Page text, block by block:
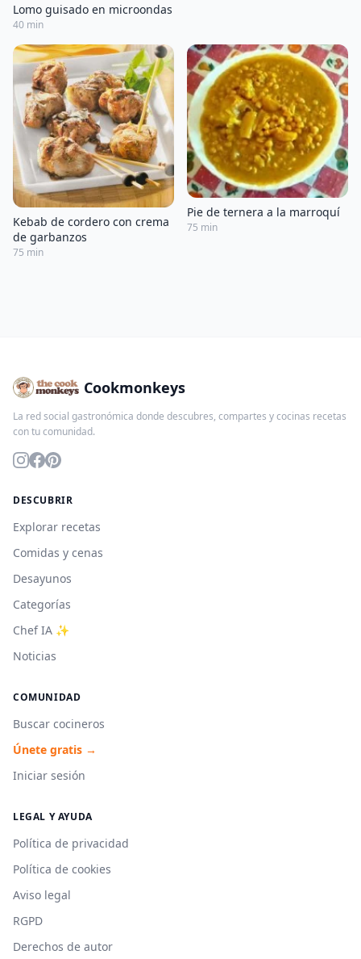
Lomo guisado en microondas
40 min
Kebab de cordero con crema
de garbanzos
75 min
Pie de ternera a la marroquí
75 min
Cookmonkeys
La red social gastronómica donde descubres, compartes y cocinas recetas
con tu comunidad.
DESCUBRIR
Explorar recetas
Comidas y cenas
Desayunos
Categorías
Chef IA ✨
Noticias
COMUNIDAD
Buscar cocineros
Únete gratis →
Iniciar sesión
LEGAL Y AYUDA
Política de privacidad
Política de cookies
Aviso legal
RGPD
Derechos de autor